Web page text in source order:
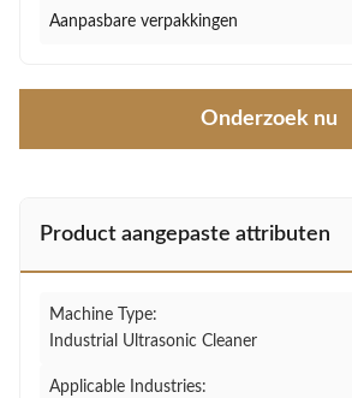
Aanpasbare verpakkingen
Onderzoek nu
Product aangepaste attributen
Machine Type:
Industrial Ultrasonic Cleaner
Applicable Industries: